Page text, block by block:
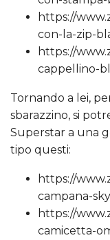
https://
con-la-zip-
https://
cappellino-
Tornando a lei,
sbarazzino, si
Superstar a una
tipo questi:
https://
campana-
https://
camicetta-